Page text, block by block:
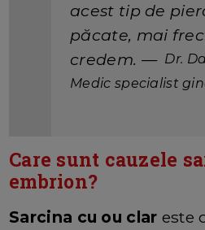
acest tip de
păcate, mai
credem. — Dr.
Medic specialist
Care sunt cauzele
embrion?
Sarcina cu ou clar este